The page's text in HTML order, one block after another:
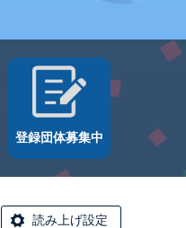
登録団体募集中
読み上げ設定